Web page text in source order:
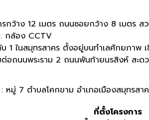
รกว้าง 12 เมตร ถนนซอยกว้าง 8 เมตร
กล้อง CCTV
1 ในสมุทรสาคร ตั้งอยู่บนทำเลศักยภาพ เ
ต่อถนนพระราม 2 ถนนพันท้ายนรสิงห์ สะ
หมู่ 7 ตำบลโคกขาม อำเภอเมืองสมุทรสา
ที่ตั้งโครงการ